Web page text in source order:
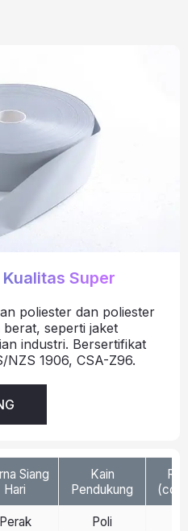
Super
poliester dan poliester
seperti jaket
industri. Bersertifikat
NZS 1906, CSA-Z96.
Siang
Hari
Perak
Kain
Pendukung
Poli
(cd/